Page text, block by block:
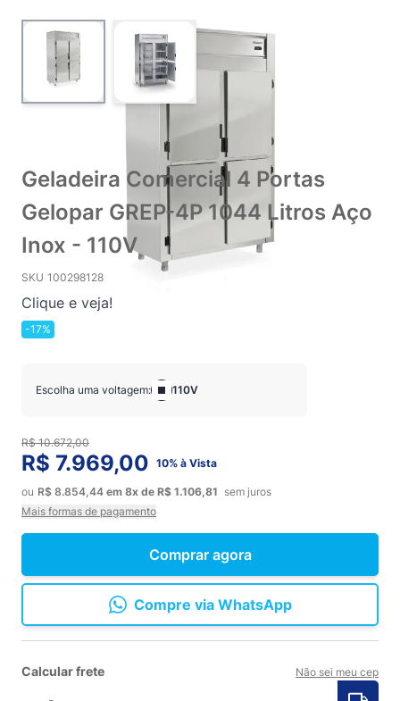
View larger imageView larger image
Geladeira Comercial 4 Portas
Gelopar GREP-4P 1044 Litros Aço
Inox - 110V
SKU 100298128
Clique e veja!
-17%
Comprar agora
Escolha uma voltagem: 110V
R$ 7.969,00 10% à Vista
ou R$ 8.854,44 em 8x de R$ 1.106,81 sem juros
Mais formas de pagamento
Compre via WhatsApp
R$ 10.672,00
Calcular frete Não sei meu cep